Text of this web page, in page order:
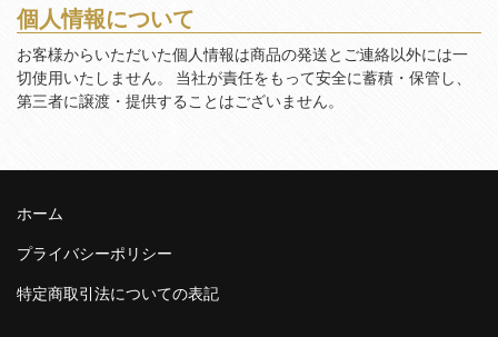
個人情報について
お客様からいただいた個人情報は商品の発送とご連絡以外には一
切使用いたしません。 当社が責任をもって安全に蓄積・保管し、
第三者に譲渡・提供することはございません。
ホーム
プライバシーポリシー
特定商取引法についての表記